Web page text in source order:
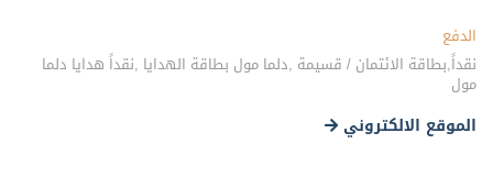
الدفع
نقداً,بطاقة الائتمان / قسيمة ,دلما مول بطاقة الهدايا ,نقداً هدايا دلما
مول
الموقع الالكتروني